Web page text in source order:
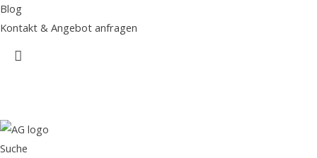
Blog
Kontakt & Angebot anfragen
Suche